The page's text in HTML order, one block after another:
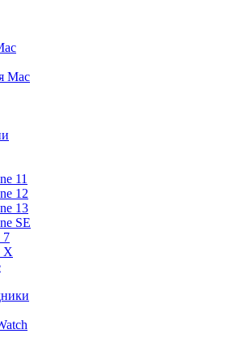
Mac
11
12
13
SE
7
X